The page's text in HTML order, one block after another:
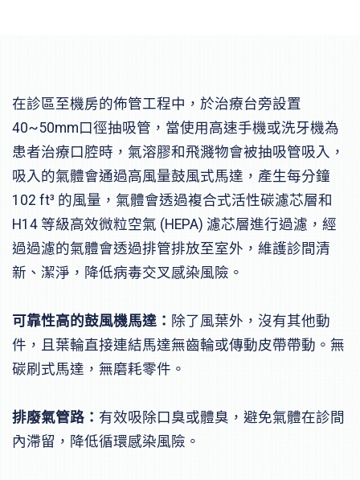
在診區至機房的佈管工程中，於治療台旁設置
40~50mm口徑抽吸管，當使用高速手機或洗牙機為
患者治療口腔時，氣溶膠和飛濺物會被抽吸管吸入，
吸入的氣體會通過高風量鼓風式馬達，產生每分鐘
102 ft³ 的風量，氣體會透過複合式活性碳濾芯層和
H14 等級高效微粒空氣 (HEPA) 濾芯層進行過濾，經
過過濾的氣體會透過排管排放至室外，維護診間清
新、潔淨，降低病毒交叉感染風險。
可靠性高的鼓風機馬達： 除了風葉外，沒有其他動
件，且葉輪直接連結馬達無齒輪或傳動皮帶帶動。無
碳刷式馬達，無磨耗零件。
排廢氣管路： 有效吸除口臭或體臭，避免氣體在診間
內滯留，降低循環感染風險。